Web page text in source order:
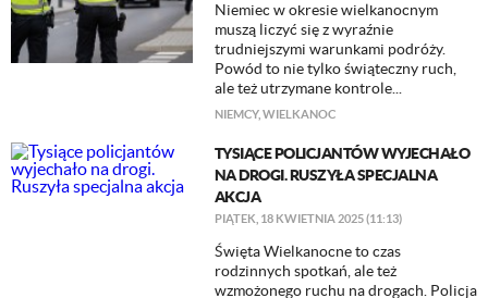
Niemiec w okresie wielkanocnym
muszą liczyć się z wyraźnie
trudniejszymi warunkami podróży.
Powód to nie tylko świąteczny ruch,
ale też utrzymane kontrole...
NIEMCY, WIELKANOC
TYSIĄCE POLICJANTÓW WYJECHAŁO
NA DROGI. RUSZYŁA SPECJALNA
AKCJA
PIĄTEK, 18 KWIETNIA 2025 (11:13)
Święta Wielkanocne to czas
rodzinnych spotkań, ale też
wzmożonego ruchu na drogach. Policja